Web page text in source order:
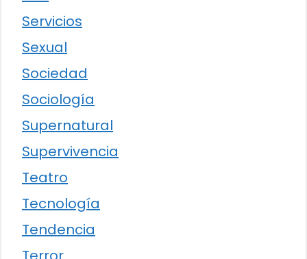
Servicios
Sexual
Sociedad
Sociología
Supernatural
Supervivencia
Teatro
Tecnología
Tendencia